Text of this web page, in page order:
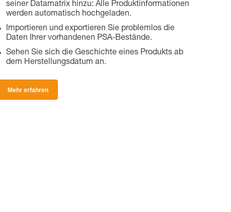
seiner Datamatrix hinzu: Alle Produktinformationen
werden automatisch hochgeladen.
Importieren und exportieren Sie problemlos die
Daten Ihrer vorhandenen PSA-Bestände.
Sehen Sie sich die Geschichte eines Produkts ab
dem Herstellungsdatum an.
Mehr erfahren